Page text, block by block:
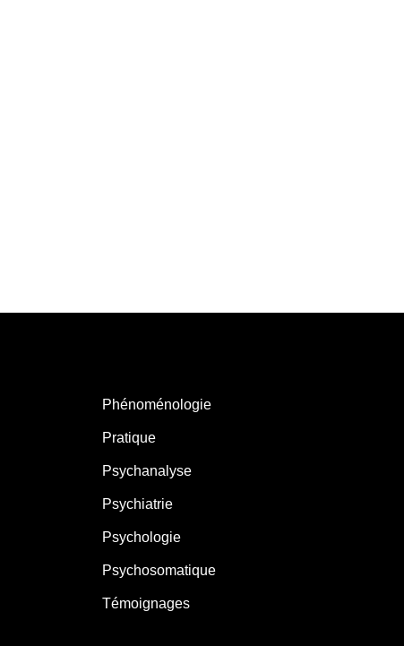
Phénoménologie
Pratique
Psychanalyse
Psychiatrie
Psychologie
Psychosomatique
Témoignages